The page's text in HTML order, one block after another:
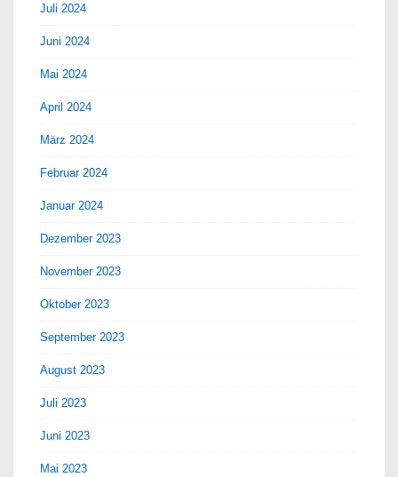
Juli 2024
Juni 2024
Mai 2024
April 2024
März 2024
Februar 2024
Januar 2024
Dezember 2023
November 2023
Oktober 2023
September 2023
August 2023
Juli 2023
Juni 2023
Mai 2023